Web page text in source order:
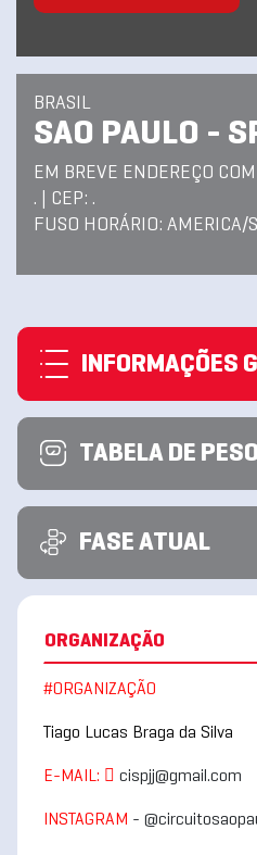
BRASIL
SAO PAULO -
EM BREVE ENDEREÇO
. | CEP: .
FUSO HORÁRIO: AMERICA/
INFORMAÇÕES
TABELA DE PESO
FASE ATUAL
ORGANIZAÇÃO
#ORGANIZAÇÃO
Tiago Lucas Braga da Silva
E-MAIL:  cispjj@gmail.com
INSTAGRAM -